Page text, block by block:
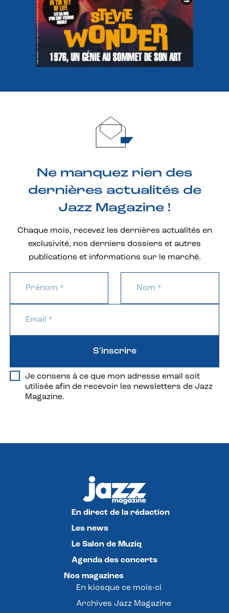
Ne manquez rien des
dernières actualités de
Jazz Magazine !
Chaque mois, recevez les dernières actualités en
exclusivité, nos derniers dossiers et autres
publications et informations sur le marché.
Je consens à ce que mon adresse email soit
utilisée afin de recevoir les newsletters de Jazz
Magazine.
S'inscrire
En direct de la rédaction
Les news
Le Salon de Muziq
Agenda des concerts
Nos magazines
En kiosque ce mois-ci
Archives Jazz Magazine